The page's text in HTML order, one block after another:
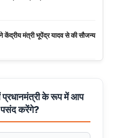
केंद्रीय मंत्री भूपेंद्र यादव से की सौजन्य
जनोन्मुखी पहल
के रूप में आप
करेंगे?